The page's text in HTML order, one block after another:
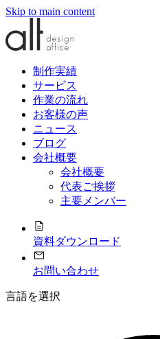
Skip to main content
制作実績
サービス
作業の流れ
お客様の声
ニュース
ブログ
会社概要
会社概要
代表ご挨拶
主要メンバー
資料ダウンロード
お問い合わせ
言語を選択